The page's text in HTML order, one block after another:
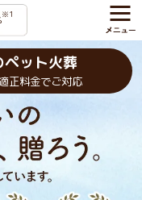
※1
ペット火葬
正料金でご対応